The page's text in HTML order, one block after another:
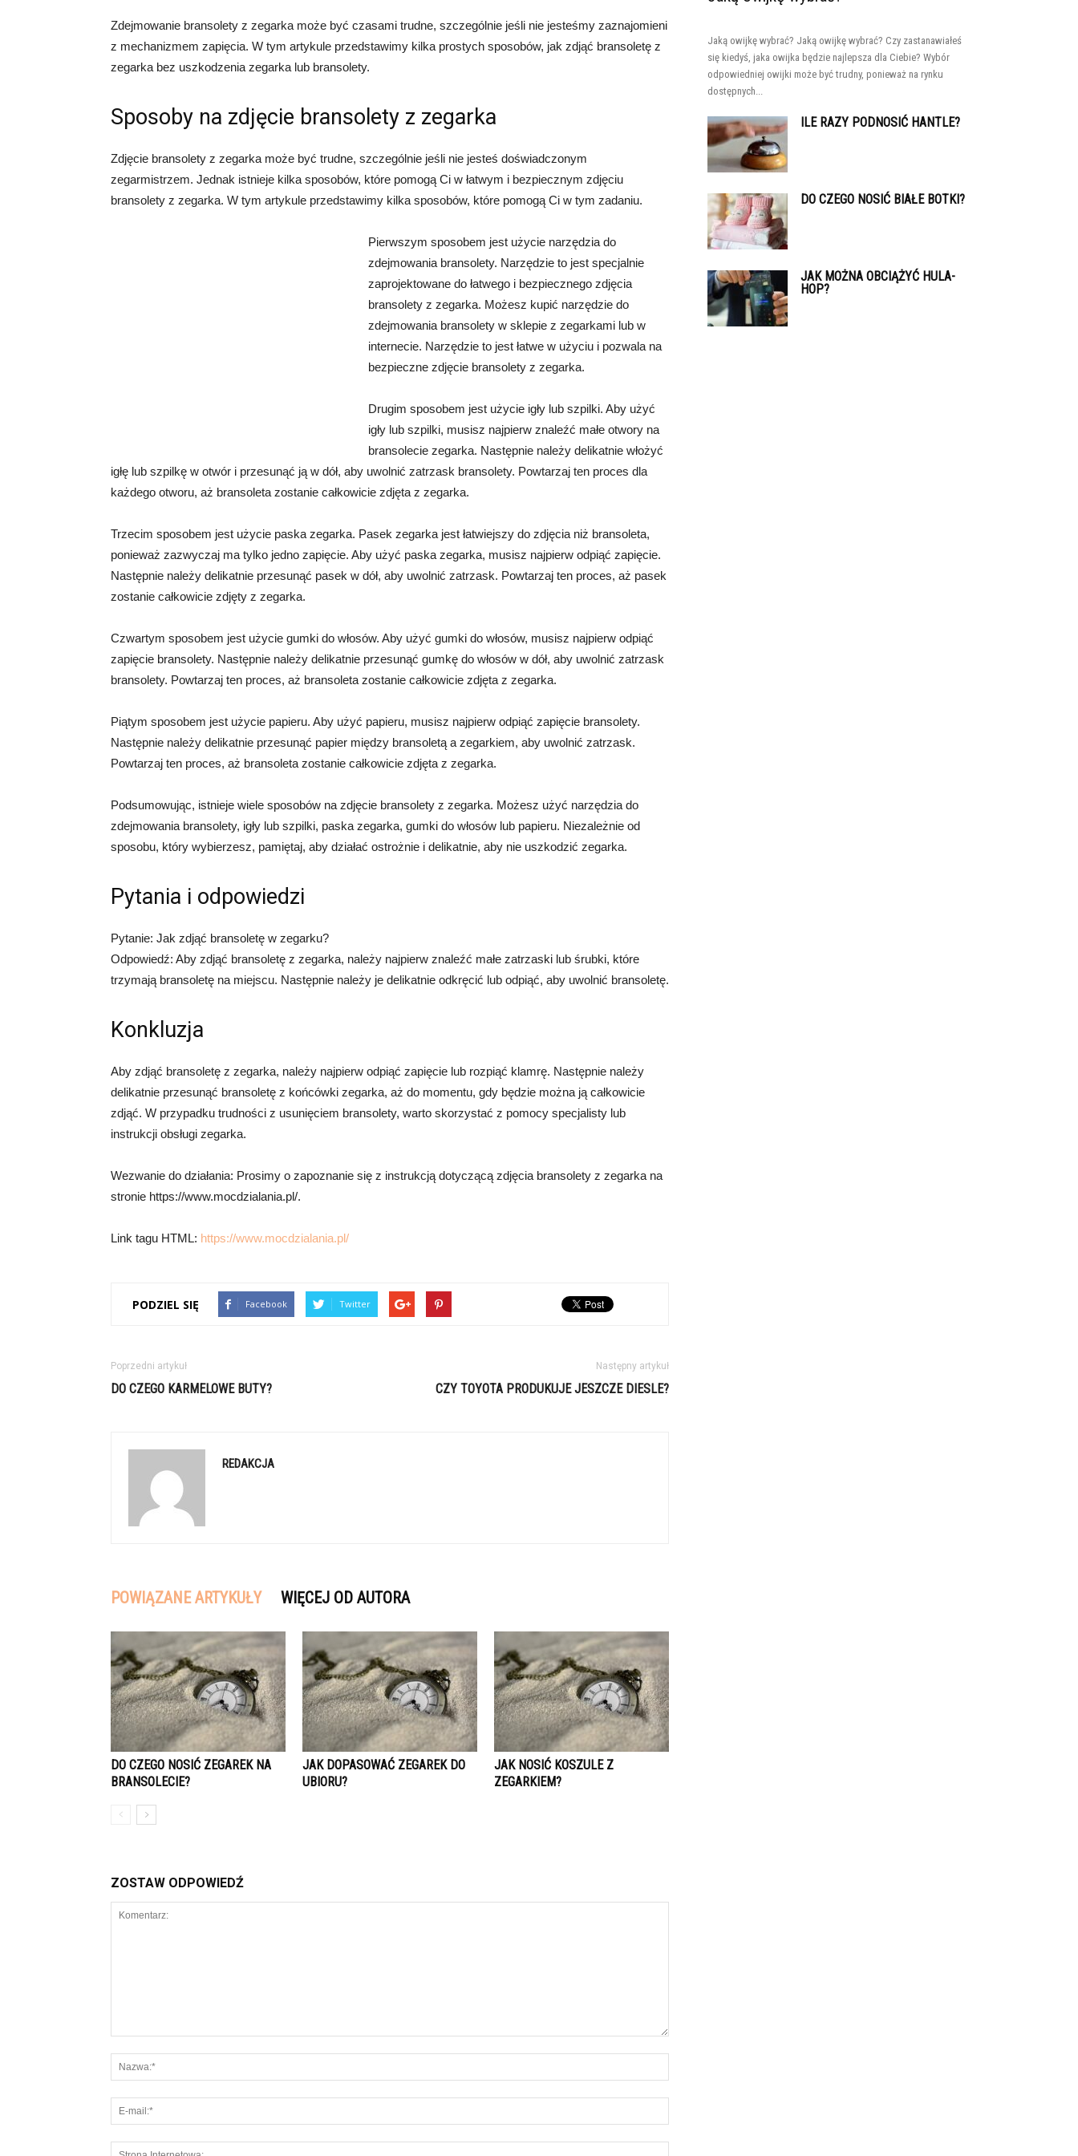
Zdejmowanie bransolety z zegarka może być czasami trudne, szczególnie jeśli nie jesteśmy zaznajomieni
z mechanizmem zapięcia. W tym artykule przedstawimy kilka prostych sposobów, jak zdjąć bransoletę z
zegarka bez uszkodzenia zegarka lub bransolety.
Sposoby na zdjęcie bransolety z zegarka
Zdjęcie bransolety z zegarka może być trudne, szczególnie jeśli nie jesteś doświadczonym
zegarmistrzem. Jednak istnieje kilka sposobów, które pomogą Ci w łatwym i bezpiecznym zdjęciu
bransolety z zegarka. W tym artykule przedstawimy kilka sposobów, które pomogą Ci w tym zadaniu.
Pierwszym sposobem jest użycie narzędzia do
zdejmowania bransolety. Narzędzie to jest specjalnie
zaprojektowane do łatwego i bezpiecznego zdjęcia
bransolety z zegarka. Możesz kupić narzędzie do
zdejmowania bransolety w sklepie z zegarkami lub w
internecie. Narzędzie to jest łatwe w użyciu i pozwala na
bezpieczne zdjęcie bransolety z zegarka.
Drugim sposobem jest użycie igły lub szpilki. Aby użyć
igły lub szpilki, musisz najpierw znaleźć małe otwory na
bransolecie zegarka. Następnie należy delikatnie włożyć
igłę lub szpilkę w otwór i przesunąć ją w dół, aby uwolnić zatrzask bransolety. Powtarzaj ten proces dla
każdego otworu, aż bransoleta zostanie całkowicie zdjęta z zegarka.
Trzecim sposobem jest użycie paska zegarka. Pasek zegarka jest łatwiejszy do zdjęcia niż bransoleta,
ponieważ zazwyczaj ma tylko jedno zapięcie. Aby użyć paska zegarka, musisz najpierw odpiąć zapięcie.
Następnie należy delikatnie przesunąć pasek w dół, aby uwolnić zatrzask. Powtarzaj ten proces, aż pasek
zostanie całkowicie zdjęty z zegarka.
Czwartym sposobem jest użycie gumki do włosów. Aby użyć gumki do włosów, musisz najpierw odpiąć
zapięcie bransolety. Następnie należy delikatnie przesunąć gumkę do włosów w dół, aby uwolnić zatrzask
bransolety. Powtarzaj ten proces, aż bransoleta zostanie całkowicie zdjęta z zegarka.
Piątym sposobem jest użycie papieru. Aby użyć papieru, musisz najpierw odpiąć zapięcie bransolety.
Następnie należy delikatnie przesunąć papier między bransoletą a zegarkiem, aby uwolnić zatrzask.
Powtarzaj ten proces, aż bransoleta zostanie całkowicie zdjęta z zegarka.
Podsumowując, istnieje wiele sposobów na zdjęcie bransolety z zegarka. Możesz użyć narzędzia do
zdejmowania bransolety, igły lub szpilki, paska zegarka, gumki do włosów lub papieru. Niezależnie od
sposobu, który wybierzesz, pamiętaj, aby działać ostrożnie i delikatnie, aby nie uszkodzić zegarka.
Pytania i odpowiedzi
Pytanie: Jak zdjąć bransoletę w zegarku?
Odpowiedź: Aby zdjąć bransoletę z zegarka, należy najpierw znaleźć małe zatrzaski lub śrubki, które
trzymają bransoletę na miejscu. Następnie należy je delikatnie odkręcić lub odpiąć, aby uwolnić bransoletę.
Konkluzja
Aby zdjąć bransoletę z zegarka, należy najpierw odpiąć zapięcie lub rozpiąć klamrę. Następnie należy
delikatnie przesunąć bransoletę z końcówki zegarka, aż do momentu, gdy będzie można ją całkowicie
zdjąć. W przypadku trudności z usunięciem bransolety, warto skorzystać z pomocy specjalisty lub
instrukcji obsługi zegarka.
Wezwanie do działania: Prosimy o zapoznanie się z instrukcją dotyczącą zdjęcia bransolety z zegarka na
stronie https://www.mocdzialania.pl/.
Link tagu HTML: https://www.mocdzialania.pl/
PODZIEL SIĘ Facebook Twitter
Poprzedni artykuł
DO CZEGO KARMELOWE BUTY?
Następny artykuł
CZY TOYOTA PRODUKUJE JESZCZE DIESLE?
REDAKCJA
POWIĄZANE ARTYKUŁY WIĘCEJ OD AUTORA
DO CZEGO NOSIĆ ZEGAREK NA
BRANSOLECIE?
JAK DOPASOWAĆ ZEGAREK DO
UBIORU?
JAK NOSIĆ KOSZULE Z
ZEGARKIEM?
ZOSTAW ODPOWIEDŹ
Jaką owijkę wybrać? Jaką owijkę wybrać? Czy zastanawiałeś
się kiedyś, jaka owijka będzie najlepsza dla Ciebie? Wybór
odpowiedniej owijki może być trudny, ponieważ na rynku
dostępnych...
ILE RAZY PODNOSIĆ HANTLE?
DO CZEGO NOSIĆ BIAŁE BOTKI?
JAK MOŻNA OBCIĄŻYĆ HULA-
HOP?